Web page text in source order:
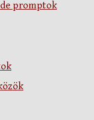
promptok